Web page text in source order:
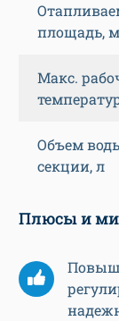
площадь, м
Макс.
Объем
секции, л
Плюсы и